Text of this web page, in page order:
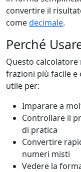
convertire il
comedecimale.
Perché
Questo
frazioni più facile e
utile per:
Imparare a
Controllare il
di pratica
Convertire
numeri misti
Vedere la